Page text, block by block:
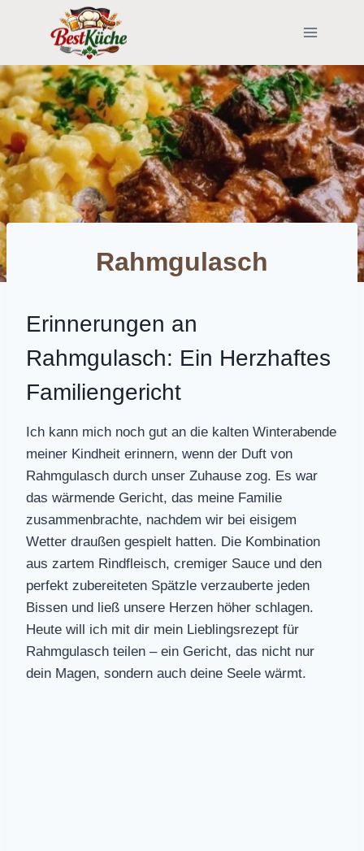
Rahmgulasch
Erinnerungen an
Rahmgulasch: Ein Herzhaftes
Familiengericht
Ich kann mich noch gut an die kalten Winterabende
meiner Kindheit erinnern, wenn der Duft von
Rahmgulasch durch unser Zuhause zog. Es war
das wärmende Gericht, das meine Familie
zusammenbrachte, nachdem wir bei eisigem
Wetter draußen gespielt hatten. Die Kombination
aus zartem Rindfleisch, cremiger Sauce und den
perfekt zubereiteten Spätzle verzauberte jeden
Bissen und ließ unsere Herzen höher schlagen.
Heute will ich mit dir mein Lieblingsrezept für
Rahmgulasch teilen – ein Gericht, das nicht nur
dein Magen, sondern auch deine Seele wärmt.